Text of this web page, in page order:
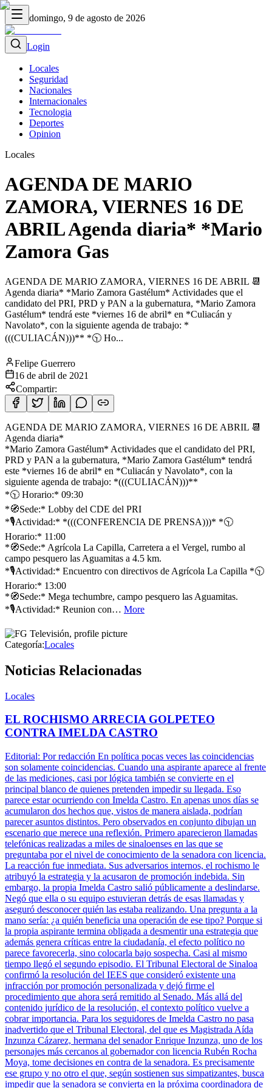
domingo, 9 de agosto de 2026
Login
Locales
Seguridad
Nacionales
Internacionales
Tecnologia
Deportes
Opinion
Locales
AGENDA DE MARIO
ZAMORA, VIERNES 16 DE
ABRIL Agenda diaria* *Mario
Zamora Gas
AGENDA DE MARIO ZAMORA, VIERNES 16 DE ABRIL 📆
Agenda diaria* *Mario Zamora Gastélum* Actividades que el
candidato del PRI, PRD y PAN a la gubernatura, *Mario Zamora
Gastélum* tendrá este *viernes 16 de abril* en *Culiacán y
Navolato*, con la siguiente agenda de trabajo: *
(((CULIACÁN)))** *🕥 Ho...
Felipe Guerrero
16 de abril de 2021
Compartir:
AGENDA DE MARIO ZAMORA, VIERNES 16 DE ABRIL 📆
Agenda diaria*
*Mario Zamora Gastélum* Actividades que el candidato del PRI,
PRD y PAN a la gubernatura, *Mario Zamora Gastélum* tendrá
este *viernes 16 de abril* en *Culiacán y Navolato*, con la
siguiente agenda de trabajo: *(((CULIACÁN)))**
*🕥 Horario:* 09:30
*🧭Sede:* Lobby del CDE del PRI
*🎙️Actividad:* *(((CONFERENCIA DE PRENSA)))* *🕥
Horario:* 11:00
*🧭Sede:* Agrícola La Capilla, Carretera a el Vergel, rumbo al
campo pesquero las Aguamitas a 4.5 km.
*🎙️Actividad:* Encuentro con directivos de Agrícola La Capilla *🕥
Horario:* 13:00
*🧭Sede:* Mega techumbre, campo pesquero las Aguamitas.
*🎙️Actividad:* Reunion con… More
Categoría:Locales
Noticias Relacionadas
Locales
EL ROCHISMO ARRECIA GOLPETEO
CONTRA IMELDA CASTRO
Editorial: Por redacción En política pocas veces las coincidencias
son solamente coincidencias. Cuando una aspirante aparece al frente
de las mediciones, casi por lógica también se convierte en el
principal blanco de quienes pretenden impedir su llegada. Eso
parece estar ocurriendo con Imelda Castro. En apenas unos días se
acumularon dos hechos que, vistos de manera aislada, podrían
parecer asuntos distintos. Pero observados en conjunto dibujan un
escenario que merece una reflexión. Primero aparecieron llamadas
telefónicas realizadas a miles de sinaloenses en las que se
preguntaba por el nivel de conocimiento de la senadora con licencia.
La reacción fue inmediata. Sus adversarios internos, el rochismo le
atribuyó la estrategia y la acusaron de promoción indebida. Sin
embargo, la propia Imelda Castro salió públicamente a deslindarse.
Negó que ella o su equipo estuvieran detrás de esas llamadas y
aseguró desconocer quién las estaba realizando. Una pregunta a la
mano sería: ¿a quién beneficia una operación de ese tipo? Porque si
la propia aspirante termina obligada a desmentir una estrategia que
además genera críticas entre la ciudadanía, el efecto político no
parece favorecerla, sino colocarla bajo sospecha. Casi al mismo
tiempo llegó el segundo episodio. El Tribunal Electoral de Sinaloa
confirmó la resolución del IEES que consideró existente una
infracción por promoción personalizada y dejó firme el
procedimiento que ahora será remitido al Senado. Más allá del
contenido jurídico de la resolución, el contexto político vuelve a
cobrar importancia. Para los seguidores de Imelda Castro no pasa
inadvertido que el Tribunal Electoral, del que es Magistrada Aída
Inzunza Cázarez, hermana del senador Enrique Inzunza, uno de los
personajes más cercanos al gobernador con licencia Rubén Rocha
Moya, tome decisiones en contra de la senadora. Es precisamente
ese grupo y no otro el que, según sostienen sus simpatizantes, busca
impedir que la senadora se convierta en la próxima coordinadora de